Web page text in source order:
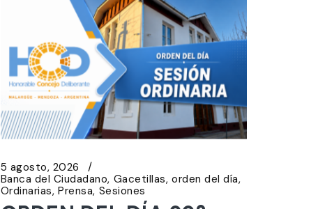
5 agosto, 2026
Banca del Ciudadano Gacetillas orden del día
Ordinarias Prensa Sesiones